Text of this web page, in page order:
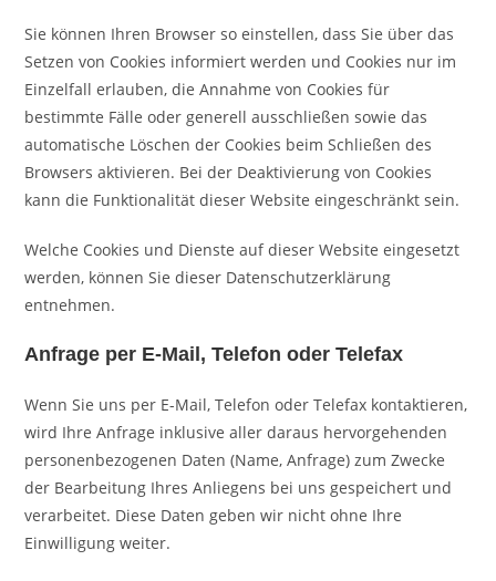
Sie können Ihren Browser so einstellen, dass Sie über das
Setzen von Cookies informiert werden und Cookies nur im
Einzelfall erlauben, die Annahme von Cookies für
bestimmte Fälle oder generell ausschließen sowie das
automatische Löschen der Cookies beim Schließen des
Browsers aktivieren. Bei der Deaktivierung von Cookies
kann die Funktionalität dieser Website eingeschränkt sein.
Welche Cookies und Dienste auf dieser Website eingesetzt
werden, können Sie dieser Datenschutzerklärung
entnehmen.
Anfrage per E-Mail, Telefon oder Telefax
Wenn Sie uns per E-Mail, Telefon oder Telefax kontaktieren,
wird Ihre Anfrage inklusive aller daraus hervorgehenden
personenbezogenen Daten (Name, Anfrage) zum Zwecke
der Bearbeitung Ihres Anliegens bei uns gespeichert und
verarbeitet. Diese Daten geben wir nicht ohne Ihre
Einwilligung weiter.